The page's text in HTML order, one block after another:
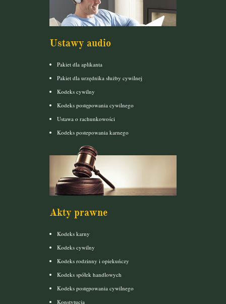
Ustawy audio
Pakiet dla aplikanta
Pakiet dla urzędnika służby cywilnej
Kodeks cywilny
Kodeks postępowania cywilnego
Ustawa o rachunkowości
Kodeks postepowania karnego
Akty prawne
Kodeks karny
Kodeks cywilny
Kodeks rodzinny i opiekuńczy
Kodeks spółek handlowych
Kodeks postępowania cywilnego
Konstytucja